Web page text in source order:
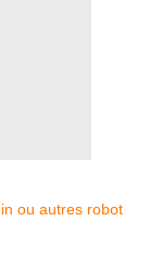
ou autres robot